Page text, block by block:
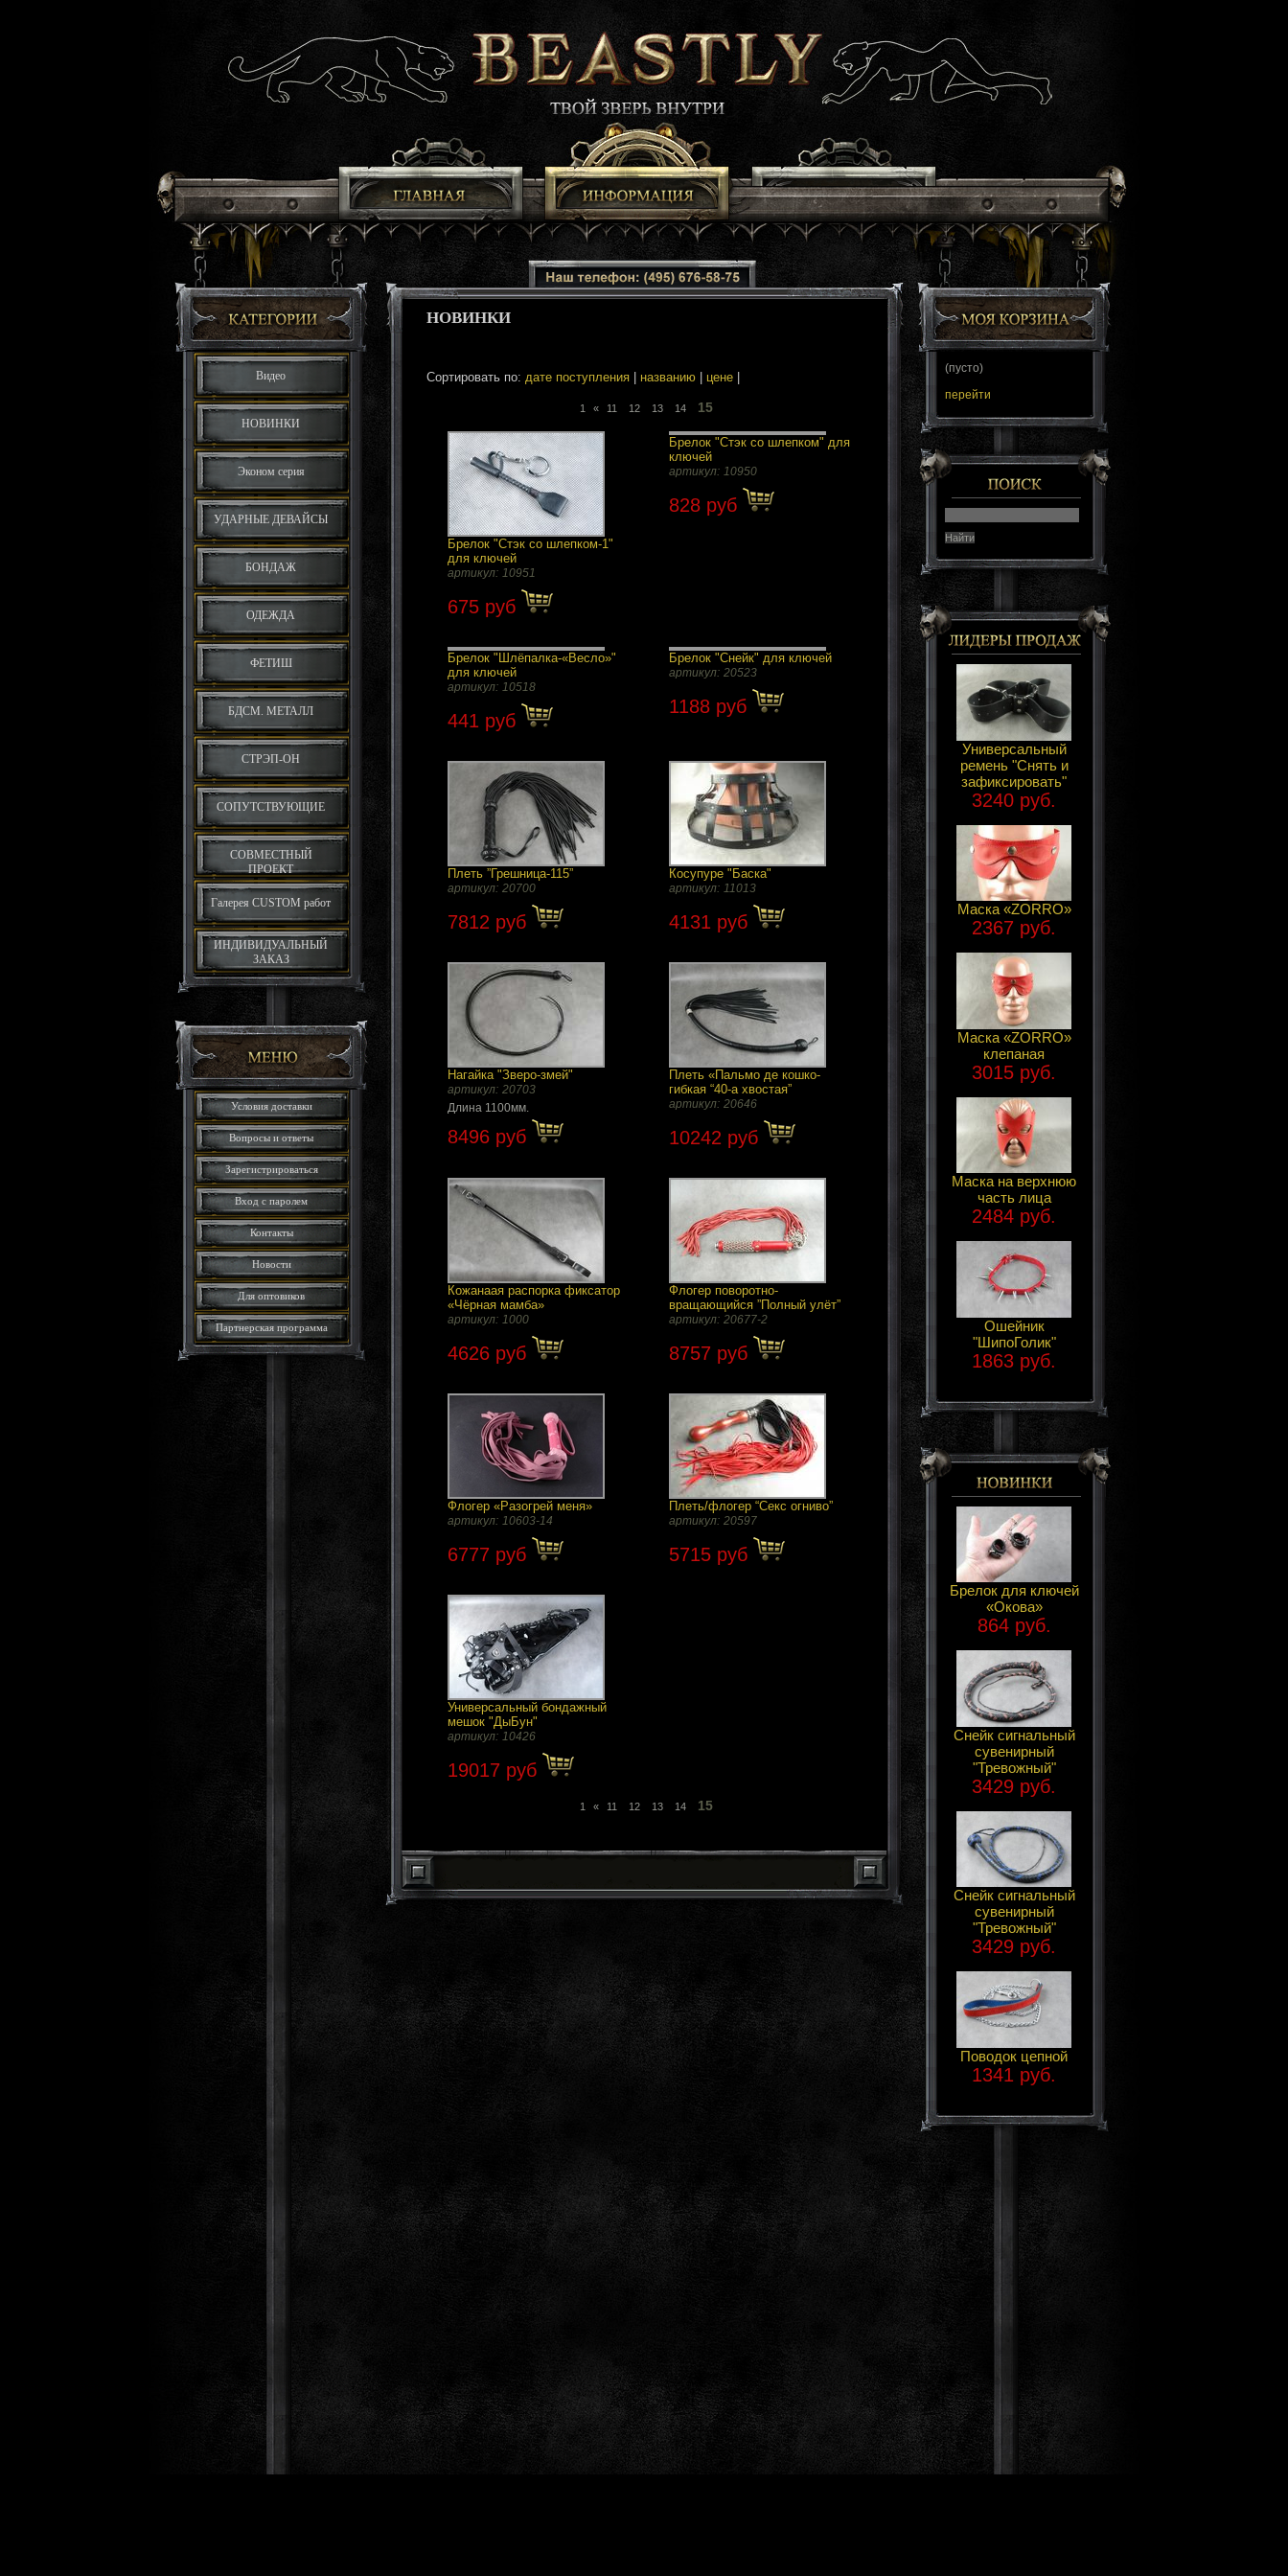
Видео
НОВИНКИ
Эконом серия
УДАРНЫЕ ДЕВАЙСЫ
БОНДАЖ
ОДЕЖДА
ФЕТИШ
БДСМ. МЕТАЛЛ
СТРЭП-ОН
СОПУТСТВУЮЩИЕ
СОВМЕСТНЫЙ
ПРОЕКТ
Галерея CUSTOM работ
ИНДИВИДУАЛЬНЫЙ
ЗАКАЗ
Условия доставки
Вопросы и ответы
Зарегистрироваться
Вход с паролем
Контакты
Новости
Для оптовиков
Партнерская программа
НОВИНКИ
Сортировать по: дате поступления| названию| цене|
1 « 11 12 13 14 15
Брелок "Стэк со шлепком-1"
для ключей
артикул: 10951
675 руб
Брелок "Стэк со шлепком" для
ключей
артикул: 10950
828 руб
Брелок "Шлёпалка-«Весло»"
для ключей
артикул: 10518
441 руб
Брелок "Снейк" для ключей
артикул: 20523
1188 руб
Плеть ”Грешница-115”
артикул: 20700
7812 руб
Косупуре "Баска"
артикул: 11013
4131 руб
Нагайка "Зверо-змей"
артикул: 20703
Длина 1100мм.
8496 руб
Плеть «Пальмо де кошко-
гибкая “40-а хвостая”
артикул: 20646
10242 руб
Кожанаая распорка фиксатор
«Чёрная мамба»
артикул: 1000
4626 руб
Флогер поворотно-
вращающийся ”Полный улёт”
артикул: 20677-2
8757 руб
Флогер «Разогрей меня»
артикул: 10603-14
6777 руб
Плеть/флогер “Секс огниво”
артикул: 20597
5715 руб
Универсальный бондажный
мешок "ДыБун"
артикул: 10426
19017 руб
1 « 11 12 13 14 15
(пусто)
перейти
Универсальный
ремень "Снять и
зафиксировать"
3240 руб.
Маска «ZORRO»
2367 руб.
Маска «ZORRO»
клепаная
3015 руб.
Маска на верхнюю
часть лица
2484 руб.
Ошейник
"ШипоГолик"
1863 руб.
Брелок для ключей
«Окова»
864 руб.
Снейк сигнальный
сувенирный
"Тревожный"
3429 руб.
Снейк сигнальный
сувенирный
"Тревожный"
3429 руб.
Поводок цепной
1341 руб.